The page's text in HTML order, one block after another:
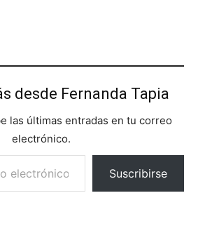
desde Fernanda Tapia
las últimas entradas en tu correo
electrónico.
Suscribirse